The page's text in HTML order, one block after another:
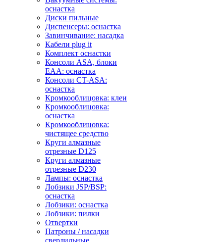
оснастка
Диски пильные
Диспенсеры: оснастка
Завинчивание: насадка
Кабели plug it
Комплект оснастки
Консоли ASA, блоки
EAA: оснастка
Консоли CT-ASA:
оснастка
Кромкооблицовка: клеи
Кромкооблицовка:
оснастка
Кромкооблицовка:
чистящее средство
Круги алмазные
отрезные D125
Круги алмазные
отрезные D230
Лампы: оснастка
Лобзики JSP/BSP:
оснастка
Лобзики: оснастка
Лобзики: пилки
Отвертки
Патроны / насадки
сверлильные